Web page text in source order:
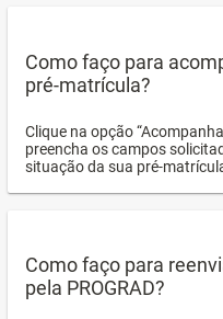
Como faço para
pré-matrícula?
Clique na opção
preencha os campos
situação da sua pré-
Como faço para
pela PROGRAD?